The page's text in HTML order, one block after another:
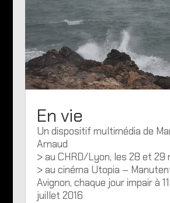
En vie
Un dispositif multimédia de
Arnaud
> au CHRD/Lyon, les 28 et 29
> au cinéma Utopia –
Avignon, chaque jour impair à
juillet 2016